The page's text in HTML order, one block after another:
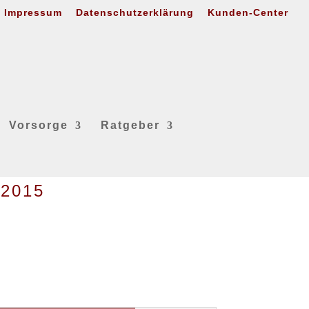
Impressum Datenschutzerklärung Kunden-Center
Vorsorge Ratgeber